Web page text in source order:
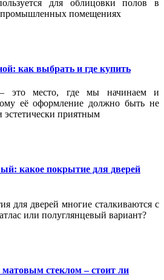
для облицовки полов в
помещениях
как выбрать и где купить
это место, где мы начинаем и
её оформление должно быть не
приятным
какое покрытие для дверей
для дверей многие сталкиваются с
или полуглянцевый вариант?
стеклом – стоит ли